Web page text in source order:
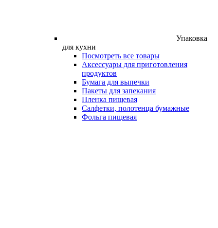
Упаковка
для кухни
Посмотреть все товары
Аксессуары для приготовления
продуктов
Бумага для выпечки
Пакеты для запекания
Пленка пищевая
Салфетки, полотенца бумажные
Фольга пищевая